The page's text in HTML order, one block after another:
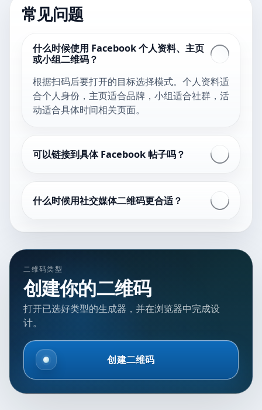
常见问题
什么时候使用 Facebook 个人资料、主页
或小组二维码？
根据扫码后要打开的目标选择模式。个人资料适
合个人身份，主页适合品牌，小组适合社群，活
动适合具体时间相关页面。
可以链接到具体 Facebook 帖子吗？
什么时候用社交媒体二维码更合适？
二维码类型
创建你的二维码
打开已选好类型的生成器，并在浏览器中完成设
计。
创建二维码